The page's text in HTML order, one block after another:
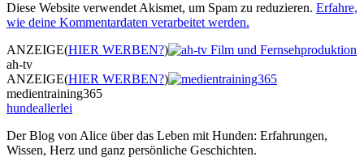
Diese Website verwendet Akismet, um Spam zu reduzieren. Erfahre,
wie deine Kommentardaten verarbeitet werden.
ANZEIGE(HIER WERBEN?)
ah-tv
ANZEIGE(HIER WERBEN?)
medientraining365
hundeallerlei
Der Blog von Alice über das Leben mit Hunden: Erfahrungen,
Wissen, Herz und ganz persönliche Geschichten.